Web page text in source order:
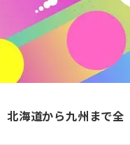
北海道から九州まで全